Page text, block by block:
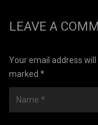
LEAVE A
Your email address
marked *